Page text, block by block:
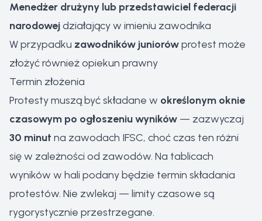
Menedżer drużyny lub przedstawiciel federacji
narodowejdziałający w imieniu zawodnika
W przypadku zawodników juniorówprotest może
złożyć również opiekun prawny
Termin złożenia
Protesty muszą być składane w określonym oknie
czasowym po ogłoszeniu wyników — zazwyczaj
30 minut na zawodach IFSC, choć czas ten różni
się w zależności od zawodów. Na tablicach
wyników w hali podany będzie termin składania
protestów. Nie zwlekaj — limity czasowe są
rygorystycznie przestrzegane.